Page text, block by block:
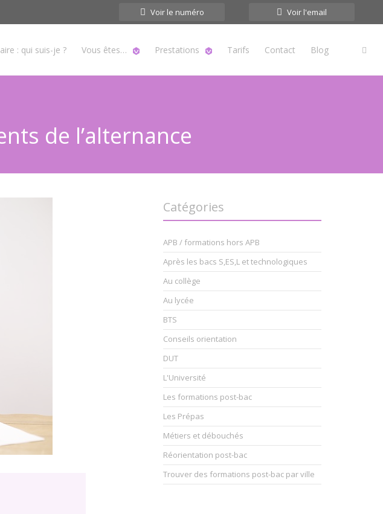
Voir le numéro Voir l'email
: qui suis-je ? Vous êtes… Prestations Tarifs Contact Blog
de l’alternance
Catégories
APB / formations hors APB
Après les bacs S,ES,L et technologiques
Au collège
Au lycée
BTS
Conseils orientation
DUT
L'Université
Les formations post-bac
Les Prépas
Métiers et débouchés
Réorientation post-bac
Trouver des formations post-bac par ville